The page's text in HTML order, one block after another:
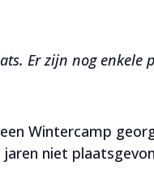
Er zijn nog enkele
Wintercamp
niet